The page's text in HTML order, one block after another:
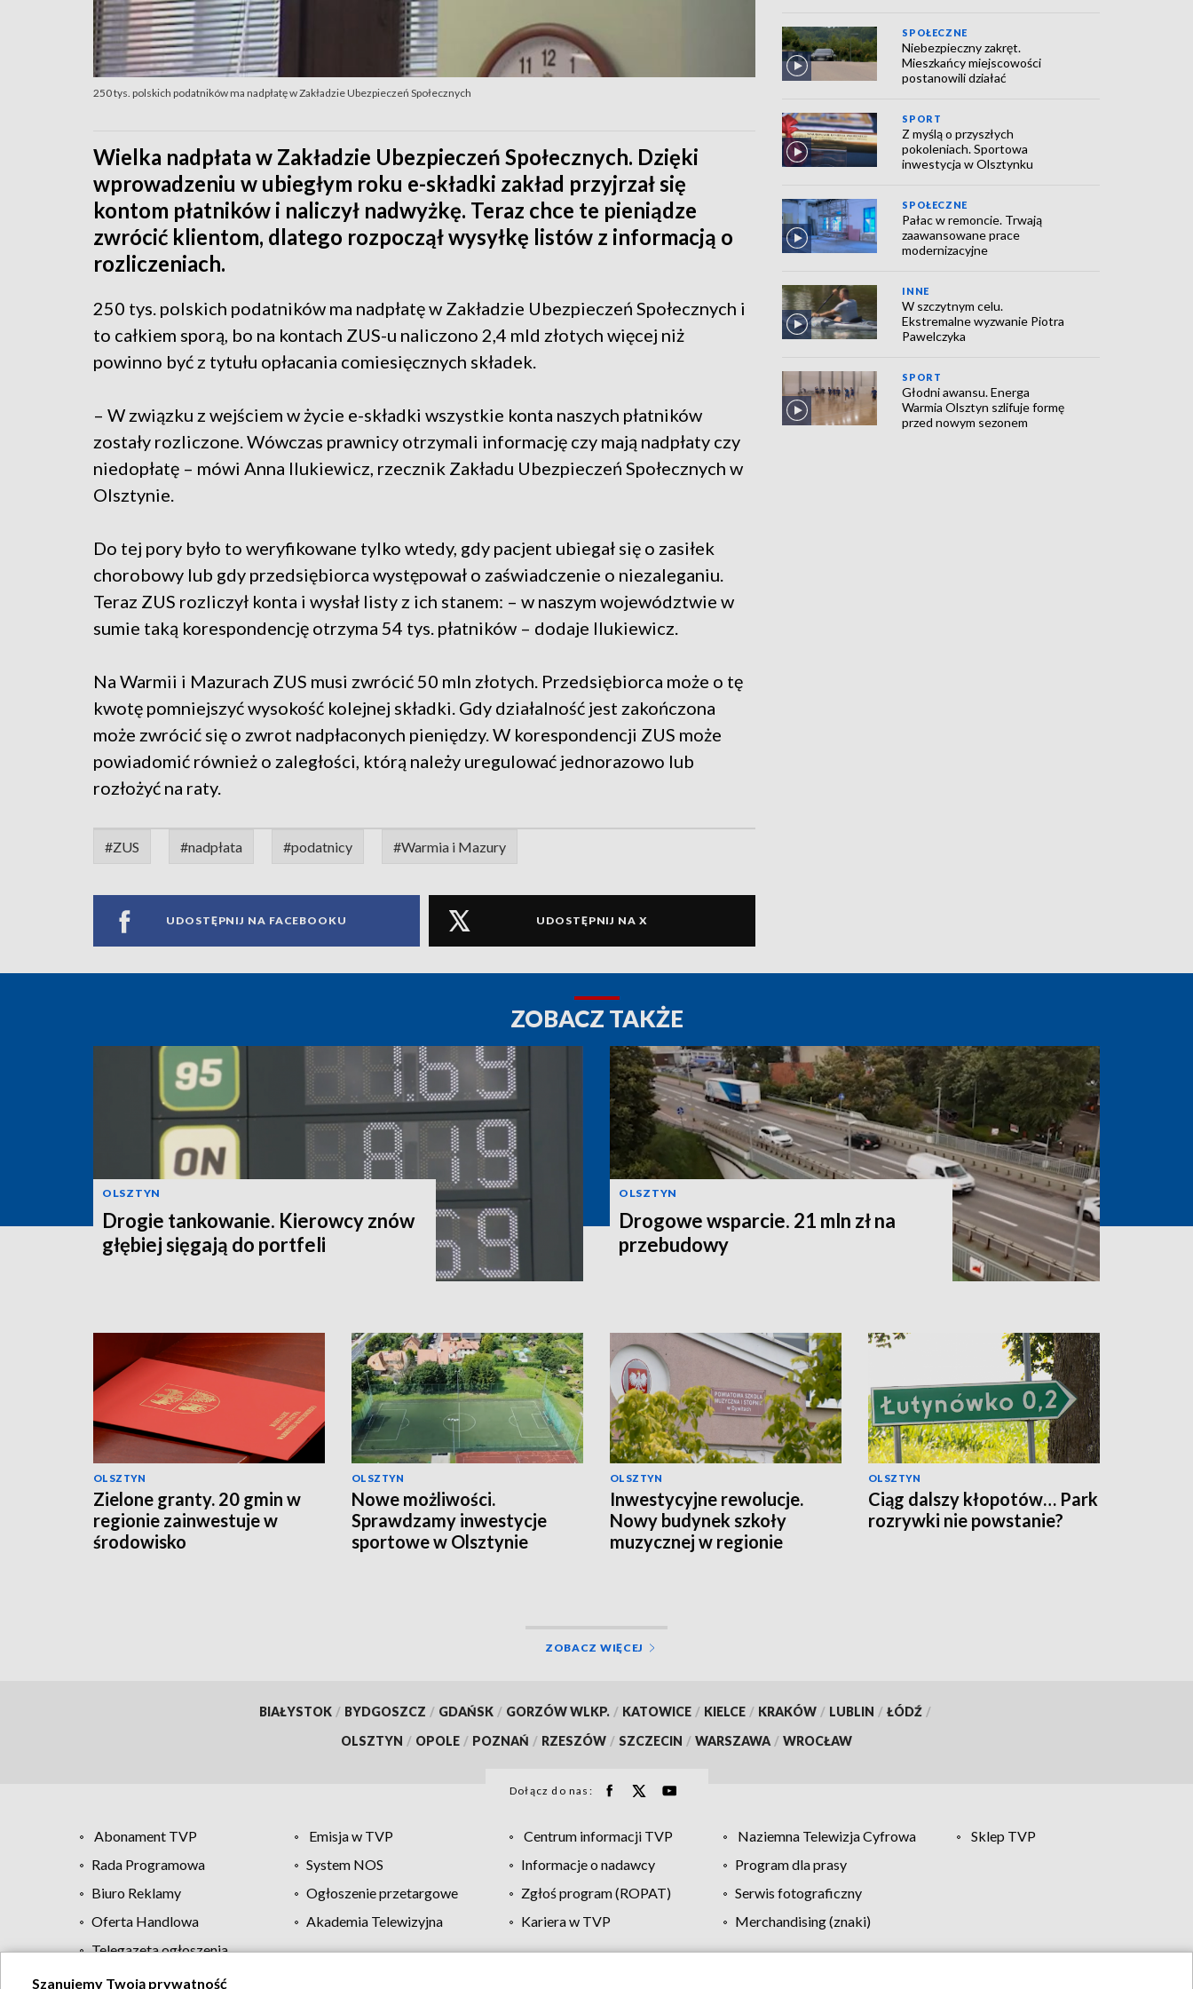
250 tys. polskich podatników ma nadpłatę w Zakładzie Ubezpieczeń Społecznych
Wielka nadpłata w Zakładzie Ubezpieczeń Społecznych. Dzięki
wprowadzeniu w ubiegłym roku e-składki zakład przyjrzał się
kontom płatników i naliczył nadwyżkę. Teraz chce te pieniądze
zwrócić klientom, dlatego rozpoczął wysyłkę listów z informacją o
rozliczeniach.
250 tys. polskich podatników ma nadpłatę w Zakładzie Ubezpieczeń Społecznych i
to całkiem sporą, bo na kontach ZUS-u naliczono 2,4 mld złotych więcej niż
powinno być z tytułu opłacania comiesięcznych składek.
– W związku z wejściem w życie e-składki wszystkie konta naszych płatników
zostały rozliczone. Wówczas prawnicy otrzymali informację czy mają nadpłaty czy
niedopłatę – mówi Anna Ilukiewicz, rzecznik Zakładu Ubezpieczeń Społecznych w
Olsztynie.
Do tej pory było to weryfikowane tylko wtedy, gdy pacjent ubiegał się o zasiłek
chorobowy lub gdy przedsiębiorca występował o zaświadczenie o niezaleganiu.
Teraz ZUS rozliczył konta i wysłał listy z ich stanem: – w naszym województwie w
sumie taką korespondencję otrzyma 54 tys. płatników – dodaje Ilukiewicz.
Na Warmii i Mazurach ZUS musi zwrócić 50 mln złotych. Przedsiębiorca może o tę
kwotę pomniejszyć wysokość kolejnej składki. Gdy działalność jest zakończona
może zwrócić się o zwrot nadpłaconych pieniędzy. W korespondencji ZUS może
powiadomić również o zaległości, którą należy uregulować jednorazowo lub
rozłożyć na raty.
#ZUS #nadpłata #podatnicy #Warmia i Mazury
UDOSTĘPNIJ NA FACEBOOKU UDOSTĘPNIJ NA X
SPOŁECZNE
Niebezpieczny zakręt.
Mieszkańcy miejscowości
postanowili działać
SPORT
Z myślą o przyszłych
pokoleniach. Sportowa
inwestycja w Olsztynku
SPOŁECZNE
Pałac w remoncie. Trwają
zaawansowane prace
modernizacyjne
INNE
W szczytnym celu.
Ekstremalne wyzwanie Piotra
Pawelczyka
SPORT
Głodni awansu. Energa
Warmia Olsztyn szlifuje formę
przed nowym sezonem
ZOBACZ TAKŻE
OLSZTYN
Drogie tankowanie. Kierowcy znów
głębiej sięgają do portfeli
OLSZTYN
Drogowe wsparcie. 21 mln zł na
przebudowy
OLSZTYN
Zielone granty. 20 gmin w
regionie zainwestuje w
środowisko
OLSZTYN
Nowe możliwości.
Sprawdzamy inwestycje
sportowe w Olsztynie
OLSZTYN
Inwestycyjne rewolucje.
Nowy budynek szkoły
muzycznej w regionie
OLSZTYN
Ciąg dalszy kłopotów… Park
rozrywki nie powstanie?
ZOBACZ WIĘCEJ
BIAŁYSTOK / BYDGOSZCZ / GDAŃSK / GORZÓW WLKP. / KATOWICE / KIELCE / KRAKÓW / LUBLIN / ŁÓDŹ /
OLSZTYN / OPOLE / POZNAŃ / RZESZÓW / SZCZECIN / WARSZAWA / WROCŁAW
Dołącz do nas:
Abonament TVP Emisja w TVP Centrum informacji TVP Naziemna Telewizja Cyfrowa
Sklep TVP
Rada Programowa
System NOS Informacje o nadawcy
Program dla prasy
Biuro Reklamy
Ogłoszenie przetargowe Zgłoś program (ROPAT)
Serwis fotograficzny
Oferta Handlowa
Akademia Telewizyjna Kariera w TVP
Merchandising (znaki)
Telegazeta ogłoszenia
Szanujemy Twoją prywatność